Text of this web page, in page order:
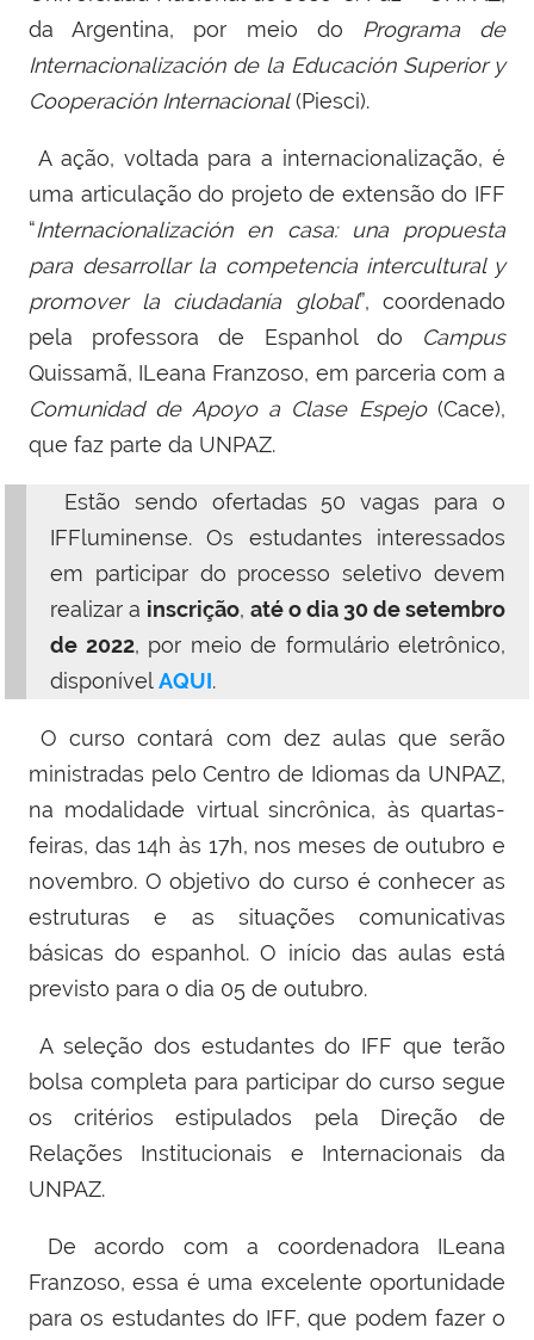
da Argentina, por meio do Programa de
Internacionalización de la Educación Superior y
Cooperación Internacional(Piesci).
A ação, voltada para a internacionalização, é
uma articulação do projeto de extensão do IFF
“Internacionalización en casa: una propuesta
para desarrollar la competencia intercultural y
promover la ciudadanía global”, coordenado
pela professora de Espanhol do Campus
Quissamã, ILeana Franzoso, em parceria com a
Comunidad de Apoyo a Clase Espejo(Cace),
que faz parte da UNPAZ.
Estão sendo ofertadas 50 vagas para o
IFFluminense. Os estudantes interessados
em participar do processo seletivo devem
realizar a inscrição, até o dia 30 de setembro
de 2022, por meio de formulário eletrônico,
disponívelAQUI.
O curso contará com dez aulas que serão
ministradas pelo Centro de Idiomas da UNPAZ,
na modalidade virtual sincrônica, às quartas-
feiras, das 14h às 17h, nos meses de outubro e
novembro. O objetivo do curso é conhecer as
estruturas e as situações comunicativas
básicas do espanhol. O início das aulas está
previsto para o dia 05 de outubro.
A seleção dos estudantes do IFF que terão
bolsa completa para participar do curso segue
os critérios estipulados pela Direção de
Relações Institucionais e Internacionais da
UNPAZ.
De acordo com a coordenadora ILeana
Franzoso, essa é uma excelente oportunidade
para os estudantes do IFF, que podem fazer o